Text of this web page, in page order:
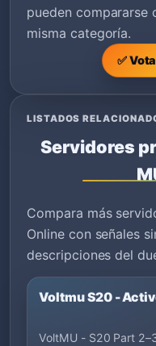
pueden compararse
misma categoría.
✅
LISTADOS
Servidores
Compara más
Online con señales
descripciones del
Voltmu S20 -
VoltMU - S20 Part